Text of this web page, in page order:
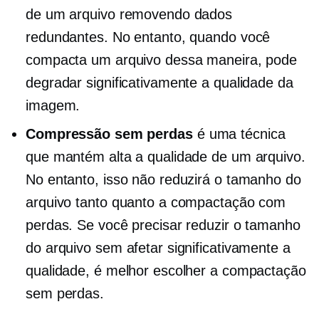
de um arquivo removendo dados
redundantes. No entanto, quando você
compacta um arquivo dessa maneira, pode
degradar significativamente a qualidade da
imagem.
Compressão sem perdasé uma técnica
que mantém alta a qualidade de um arquivo.
No entanto, isso não reduzirá o tamanho do
arquivo tanto quanto a compactação com
perdas. Se você precisar reduzir o tamanho
do arquivo sem afetar significativamente a
qualidade, é melhor escolher a compactação
sem perdas.